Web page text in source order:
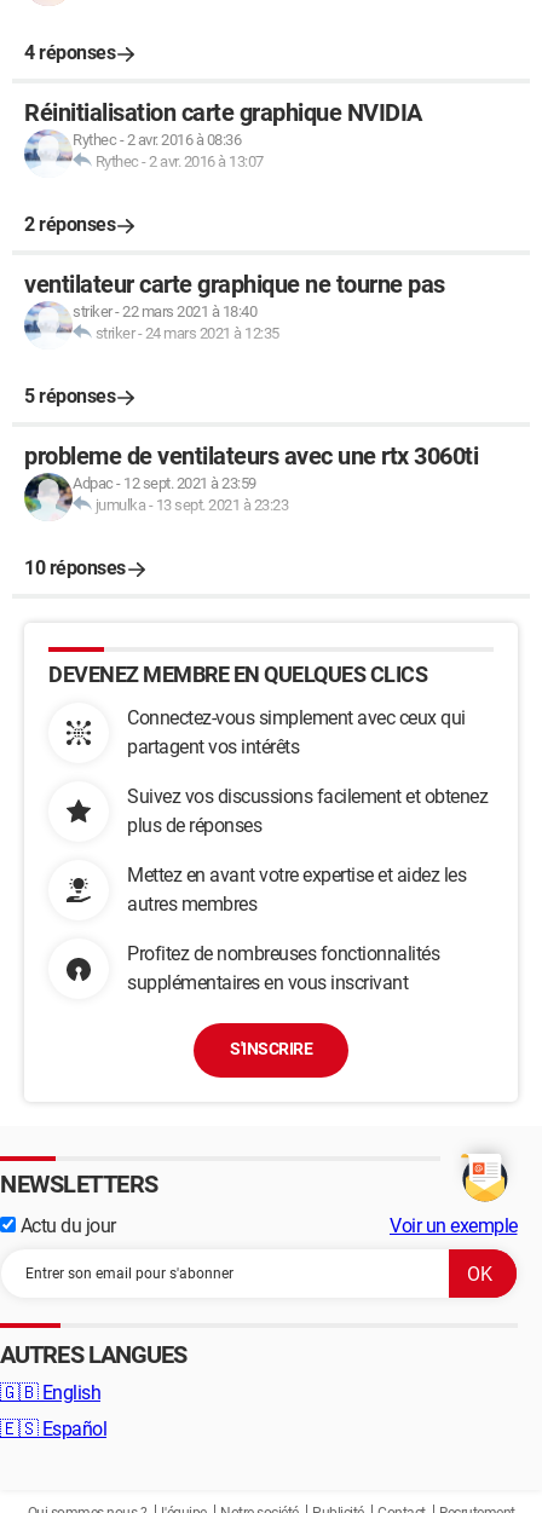
4 réponses
Réinitialisation carte graphique NVIDIA
Rythec -2 avr. 2016 à 08:36
Rythec -2 avr. 2016 à 13:07
2 réponses
ventilateur carte graphique ne tourne pas
striker-22 mars 2021 à 18:40
striker-24 mars 2021 à 12:35
5 réponses
probleme de ventilateurs avec une rtx 3060ti
Adpac - 12 sept. 2021 à 23:59
jumulka - 13 sept. 2021 à 23:23
10 réponses
DEVENEZ MEMBRE EN QUELQUES CLICS
Connectez-vous simplement avec ceux qui
partagent vos intérêts
Suivez vos discussions facilement et obtenez
plus de réponses
Mettez en avant votre expertise et aidez les
autres membres
Profitez de nombreuses fonctionnalités
supplémentaires en vous inscrivant
S'INSCRIRE
NEWSLETTERS
Actu du jour Voir un exemple
AUTRES LANGUES
🇬🇧 English
🇪🇸 Español